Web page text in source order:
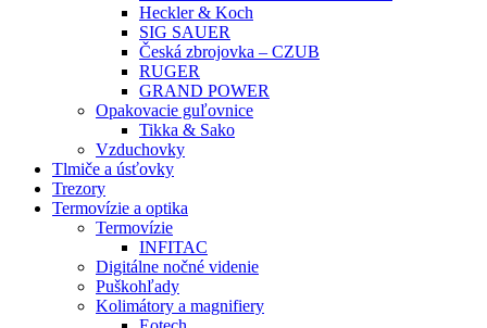
Heckler & Koch
SIG SAUER
Česká zbrojovka – CZUB
RUGER
GRAND POWER
Opakovacie guľovnice
Tikka & Sako
Vzduchovky
Tlmiče a úsťovky
Trezory
Termovízie a optika
Termovízie
INFITAC
Digitálne nočné videnie
Puškohľady
Kolimátory a magnifiery